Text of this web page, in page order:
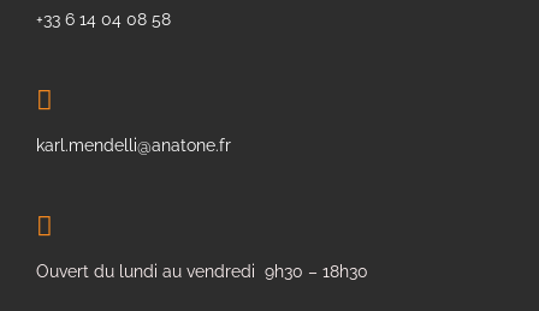
+33 6 14 04 08 58
karl.mendelli@anatone.fr
Ouvert du lundi au vendredi 9h30 – 18h30